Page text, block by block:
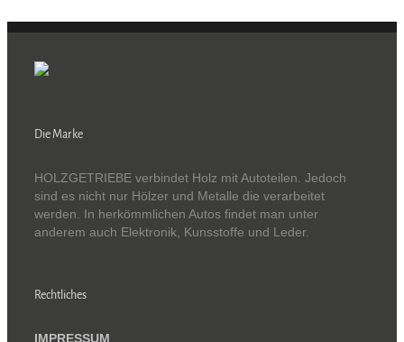
Die Marke
HOLZGETRIEBE verbindet Holz mit Autoteilen. Jedoch
sind es nicht nur Hölzer und Metalle die verarbeitet
werden. In herkömmlichen Autos findet man unter
anderem auch Elektronik, Kunsstoffe und Leder.
Rechtliches
IMPRESSUM